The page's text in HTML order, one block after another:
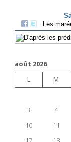
août 2026
L
M
3
4
10
11